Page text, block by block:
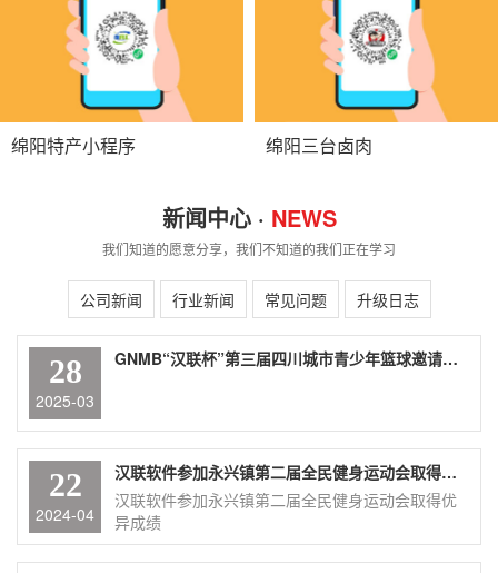
绵阳特产小程序 绵阳三台卤肉
新闻中心 · NEWS
我们知道的愿意分享，我们不知道的我们正在学习
公司新闻 行业新闻 常见问题 升级日志
28
2025-03
GNMB“汉联杯”第三届四川城市青少年篮球邀请赛盛大举行
22
2024-04
汉联软件参加永兴镇第二届全民健身运动会取得优异成绩
汉联软件参加永兴镇第二届全民健身运动会取得优
异成绩